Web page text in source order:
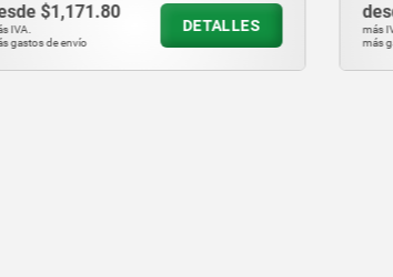
desde$2,158.48
más IVA.
más gastos de envío
DETALLES